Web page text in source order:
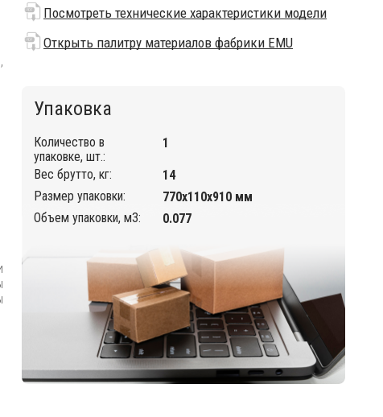
Посмотреть технические характеристики модели
Открыть палитру материалов фабрики EMU
Упаковка
Количество в
упаковке, шт.:
1
Вес брутто, кг:
14
Размер упаковки:
770х110х910 мм
Объем упаковки, м3:
0.077